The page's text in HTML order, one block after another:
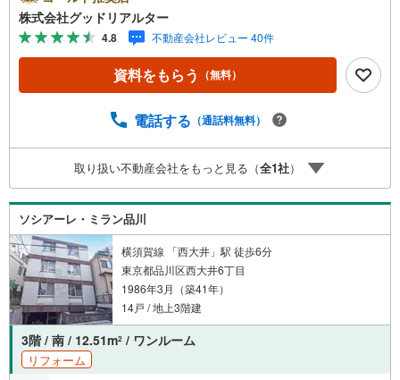
空室リスクです。利回りがいくら高かろうとも、空室が続
いてしまえば、絵に描いた餅になってしまいます。弊社で
ご紹介するマンションは、人気エリアのお薦め物件はもち
ろんのこと、エリアのニーズに合った人気のお部屋等、賃
貸営業経験スタッフの培ってきた知識と経験を基に物件を
ての対策はお任せください。掲載されている物件は、弊社
い合わせください。※記載賃料等の収入や利回りは、将来に
わたり、得られることを保証するものではありません。※賃
料等については、賃貸中のものについては現在の賃料等
で、空室または所有者居住中等のものについては、周辺の
賃料相場に基づき、満室時を想定して表示しています。
株式会社グッドリアルター
4.8 不動産会社レビュー 40件
資料をもらう （無料）
電話する （通話料無料）
取り扱い不動産会社をもっと見る（全1社）
ソシアーレ・ミラン品川
横須賀線 「西大井」駅 徒歩6分
東京都品川区西大井6丁目
1986年3月（築41年）
14戸 / 地上3階建
3階 / 南 / 12.51m2 / ワンルーム
リフォーム